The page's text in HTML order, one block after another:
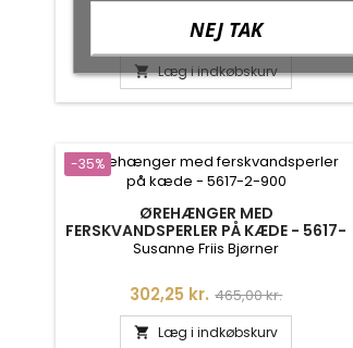
975,00 kr.Normalpris
1.500,00 kr.
 Læg i indkøbskurv
-35%
ØREHÆNGER MED
FERSKVANDSPERLER PÅ KÆDE - 5617-
2-900
Susanne Friis Bjørner
Pris
302,25 kr. Normalpris
465,00 kr.
 Læg i indkøbskurv
NEJ TAK